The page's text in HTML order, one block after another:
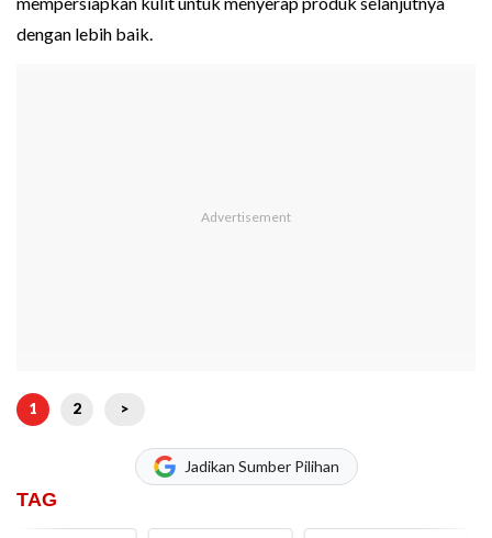
dengan lebih baik.
1 2 >
Jadikan Sumber Pilihan
TAG